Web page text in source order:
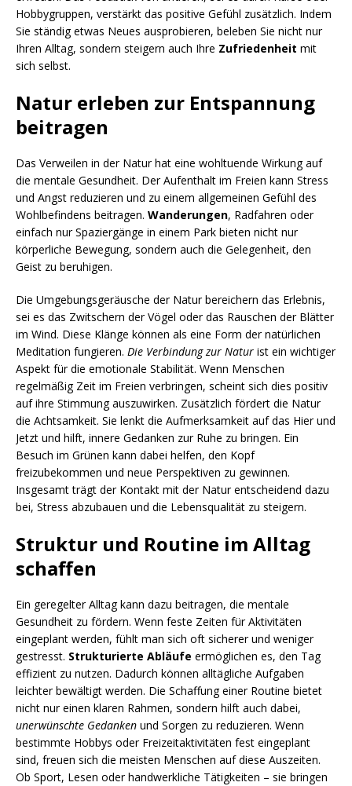
Hobbygruppen, verstärkt das positive Gefühl zusätzlich. Indem
Sie ständig etwas Neues ausprobieren, beleben Sie nicht nur
Ihren Alltag, sondern steigern auch Ihre Zufriedenheit mit
sich selbst.
Natur erleben zur Entspannung
beitragen
Das Verweilen in der Natur hat eine wohltuende Wirkung auf
die mentale Gesundheit. Der Aufenthalt im Freien kann Stress
und Angst reduzieren und zu einem allgemeinen Gefühl des
Wohlbefindens beitragen. Wanderungen, Radfahren oder
einfach nur Spaziergänge in einem Park bieten nicht nur
körperliche Bewegung, sondern auch die Gelegenheit, den
Geist zu beruhigen.
Die Umgebungsgeräusche der Natur bereichern das Erlebnis,
sei es das Zwitschern der Vögel oder das Rauschen der Blätter
im Wind. Diese Klänge können als eine Form der natürlichen
Meditation fungieren. Die Verbindung zur Natur ist ein wichtiger
Aspekt für die emotionale Stabilität. Wenn Menschen
regelmäßig Zeit im Freien verbringen, scheint sich dies positiv
auf ihre Stimmung auszuwirken. Zusätzlich fördert die Natur
die Achtsamkeit. Sie lenkt die Aufmerksamkeit auf das Hier und
Jetzt und hilft, innere Gedanken zur Ruhe zu bringen. Ein
Besuch im Grünen kann dabei helfen, den Kopf
freizubekommen und neue Perspektiven zu gewinnen.
Insgesamt trägt der Kontakt mit der Natur entscheidend dazu
bei, Stress abzubauen und die Lebensqualität zu steigern.
Struktur und Routine im Alltag
schaffen
Ein geregelter Alltag kann dazu beitragen, die mentale
Gesundheit zu fördern. Wenn feste Zeiten für Aktivitäten
eingeplant werden, fühlt man sich oft sicherer und weniger
gestresst. Strukturierte Abläufe ermöglichen es, den Tag
effizient zu nutzen. Dadurch können alltägliche Aufgaben
leichter bewältigt werden. Die Schaffung einer Routine bietet
nicht nur einen klaren Rahmen, sondern hilft auch dabei,
unerwünschte Gedanken und Sorgen zu reduzieren. Wenn
bestimmte Hobbys oder Freizeitaktivitäten fest eingeplant
sind, freuen sich die meisten Menschen auf diese Auszeiten.
Ob Sport, Lesen oder handwerkliche Tätigkeiten – sie bringen